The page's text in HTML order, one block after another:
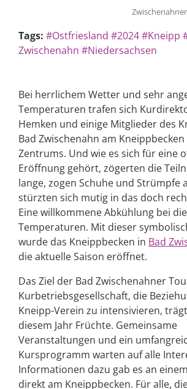
Tags: #Ostfriesland #2024#Kneipp
Zwischenahn #Niedersachsen
Bei herrlichem Wetter und sehr
Temperaturen trafen sich
Hemken und einige Mitglieder des
Bad Zwischenahn am Kneippbecken
Zentrums. Und wie es sich für eine
Eröffnung gehört, zögerten die
lange, zogen Schuhe und Strümpfe
stürzten sich mutig in das doch
Eine willkommene Abkühlung bei
Temperaturen. Mit dieser
wurde das Kneippbecken in Bad
die aktuelle Saison eröffnet.
Das Ziel der Bad Zwischenahner
Kurbetriebsgesellschaft, die
Kneipp-Verein zu intensivieren,
diesem Jahr Früchte. Gemeinsame
Veranstaltungen und ein
Kursprogramm warten auf alle
Informationen dazu gab es an
direkt am Kneippbecken. Für alle,